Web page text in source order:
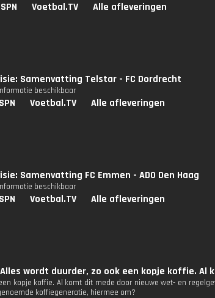
Voetbal.TV Alle afleveringen
Samenvatting Telstar - FC Dordrecht
beschikbaar
Voetbal.TV Alle afleveringen
Samenvatting FC Emmen - ADO Den Haag
beschikbaar
Voetbal.TV Alle afleveringen
wordt duurder, zo ook een kopje koffie.
kopje koffie. Al komt dit mede door nieuwe wet- en
koffiegeneratie, hiermee om?